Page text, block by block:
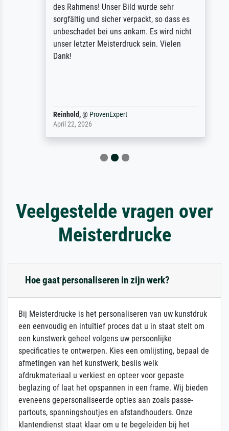
des Rahmens! Unser Bild wurde sehr
sorgfältig und sicher verpackt, so dass es
unbeschadet bei uns ankam. Es wird nicht
unser letzter Meisterdruck sein. Vielen
Dank!
Reinhold,@ProvenExpert
April 22, 2026
Veelgestelde vragen over
Meisterdrucke
Hoe gaat personaliseren in zijn werk?
Bij Meisterdrucke is het personaliseren van uw kunstdruk
een eenvoudig en intuïtief proces dat u in staat stelt om
een kunstwerk geheel volgens uw persoonlijke
specificaties te ontwerpen. Kies een omlijsting, bepaal de
afmetingen van het kunstwerk, beslis welk
afdrukmateriaal u verkiest en opteer voor gepaste
beglazing of laat het opspannen in een frame. Wij bieden
eveneens gepersonaliseerde opties aan zoals passe-
partouts, spanningshoutjes en afstandhouders. Onze
klantendienst staat klaar om u te begeleiden bij het